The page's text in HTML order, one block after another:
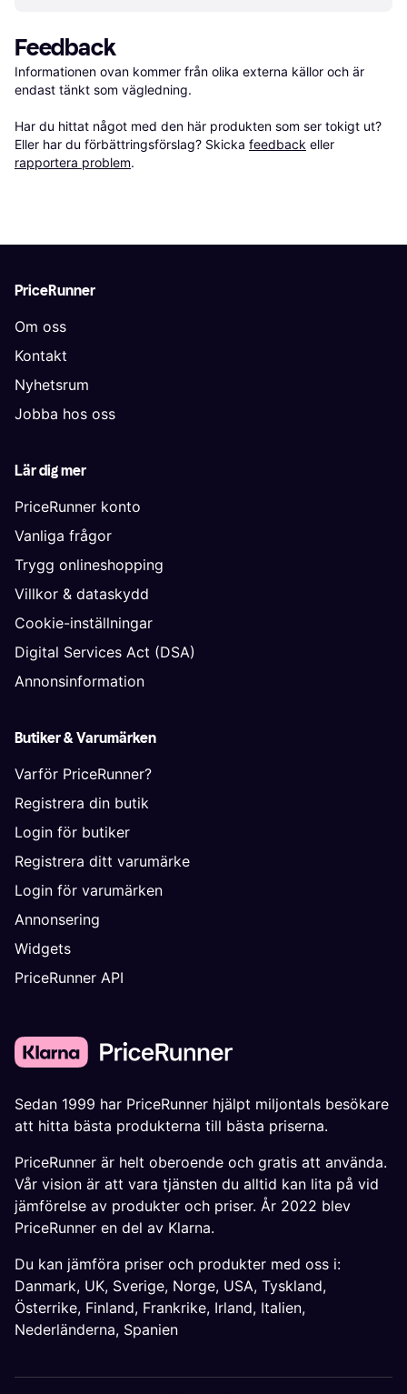
Feedback
Informationen ovan kommer från olika externa källor och är
endast tänkt som vägledning.
Har du hittat något med den här produkten som ser tokigt ut?
Eller har du förbättringsförslag? Skicka feedback eller
rapportera problem.
PriceRunner
Om oss
Kontakt
Nyhetsrum
Jobba hos oss
Lär dig mer
PriceRunner konto
Vanliga frågor
Trygg onlineshopping
Villkor & dataskydd
Cookie-inställningar
Digital Services Act (DSA)
Annonsinformation
Butiker & Varumärken
Varför PriceRunner?
Registrera din butik
Login för butiker
Registrera ditt varumärke
Login för varumärken
Annonsering
Widgets
PriceRunner API
Sedan 1999 har PriceRunner hjälpt miljontals besökare
att hitta bästa produkterna till bästa priserna.
PriceRunner är helt oberoende och gratis att använda.
Vår vision är att vara tjänsten du alltid kan lita på vid
jämförelse av produkter och priser. År 2022 blev
PriceRunner en del av Klarna.
Du kan jämföra priser och produkter med oss i:
Danmark, UK, Sverige, Norge, USA, Tyskland,
Österrike, Finland, Frankrike, Irland, Italien,
Nederländerna, Spanien